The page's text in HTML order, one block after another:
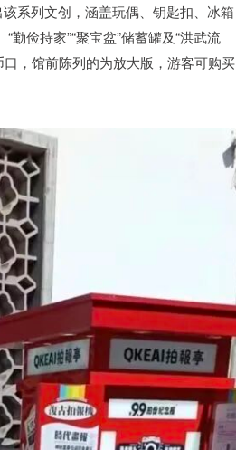
系列文创，涵盖玩偶、钥匙扣、冰箱
勤俭持家”“聚宝盆”储蓄罐及“洪武流
，馆前陈列的为放大版，游客可购买